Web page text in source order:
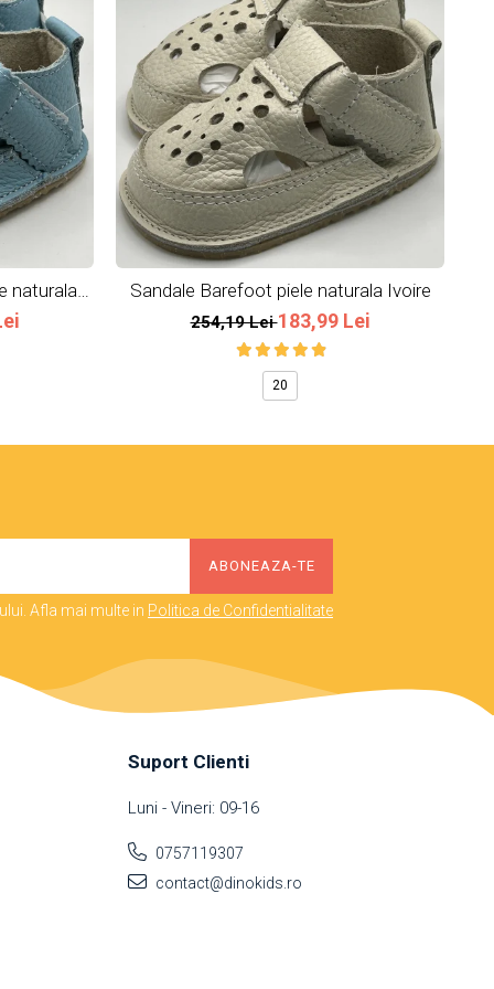
naturala
Sandale Barefoot piele naturala Ivoire
254,19 Lei183,99 Lei
20
Afla mai multe in Politica de Confidentialitate
Suport Clienti
Luni - Vineri: 09-16
0757119307
contact@dinokids.ro